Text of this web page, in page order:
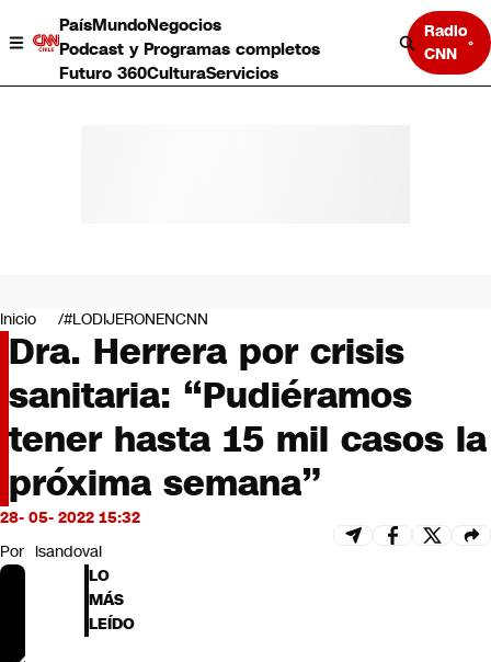
PaísMundoNegocios
Podcast y Programas completos
Futuro 360CulturaServicios
Radio
CNN
Negocios
Deportes
Programas completos
Cultura
Servicios
Bits
CNN Data
CNN tiempo
Futuro 360
Inicio #LODIJERONENCNN
Dra. Herrera por crisis
sanitaria: “Pudiéramos
tener hasta 15 mil casos la
próxima semana”
28- 05- 2022 15:32
Por lsandoval
LO
MÁS
LEÍDO